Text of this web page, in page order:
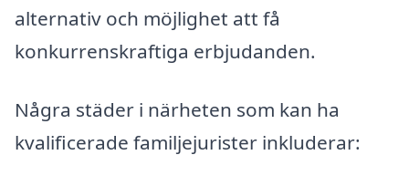
alternativ och möjlighet att få
konkurrenskraftiga erbjudanden.
Några städer i närheten som kan ha
kvalificerade familjejurister inkluderar: